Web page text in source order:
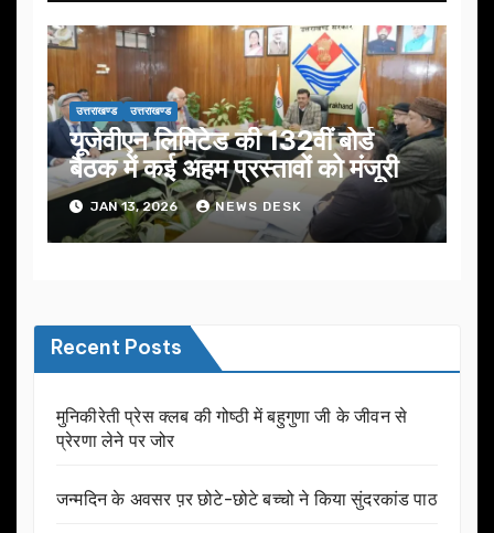
उत्तराखण्ड उत्तराखण्ड
यूजेवीएन लिमिटेड की 132वीं बोर्ड
बैठक में कई अहम प्रस्तावों को मंजूरी
JAN 13, 2026 NEWS DESK
Recent Posts
मुनिकीरेती प्रेस क्लब की गोष्ठी में बहुगुणा जी के जीवन से
प्रेरणा लेने पर जोर
जन्मदिन के अवसर प़र छोटे-छोटे बच्चो ने किया सुंदरकांड पाठ